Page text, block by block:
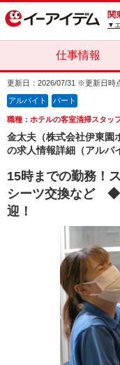
関
▼
仕事情報
更新日：2026/07/31 ※更新日時
アルバイト パート
職種：ホテルの客室清掃スタッ
金太夫（株式会社伊東園
の求人情報詳細（アルバ
15時までの勤務！
シーツ交換など ◆
迎！